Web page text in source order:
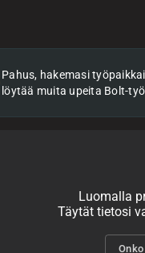
Pahus, hakemasi
löytää muita upeita Bolt-
Luomalla
Täytät tietosi